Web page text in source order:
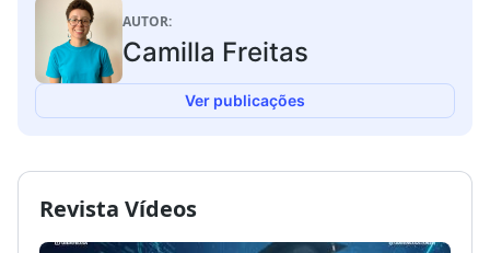
AUTOR:
Camilla Freitas
Ver publicações
Revista Vídeos